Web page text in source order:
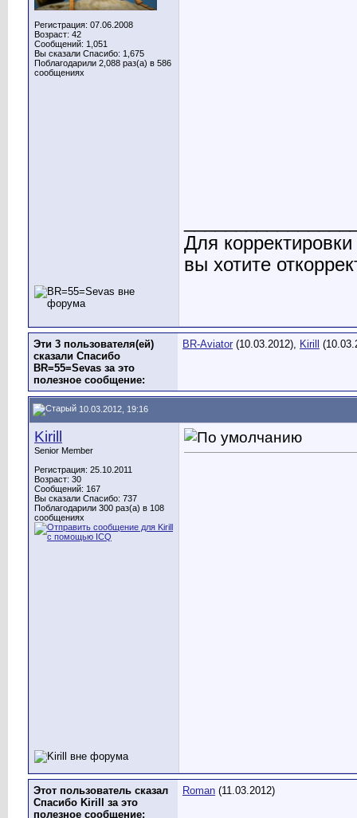
Регистрация: 07.06.2008
Возраст: 42
Сообщений: 1,051
Вы сказали Спасибо: 1,675
Поблагодарили 2,088 раз(а) в 586
сообщениях
Для
вы хотите
Эти 3 пользователя(ей)
сказали Спасибо
BR=55=Sevas за это
полезное сообщение:
BR-Aviator (10.03.2012), Kirill
10.03.2012, 19:16
Kirill
Senior Member
Регистрация: 25.10.2011
Возраст: 30
Сообщений: 167
Вы сказали Спасибо: 737
Поблагодарили 300 раз(а) в 108
сообщениях
Этот пользователь сказал
Спасибо Kirill за это
полезное сообщение:
Roman (11.03.2012)